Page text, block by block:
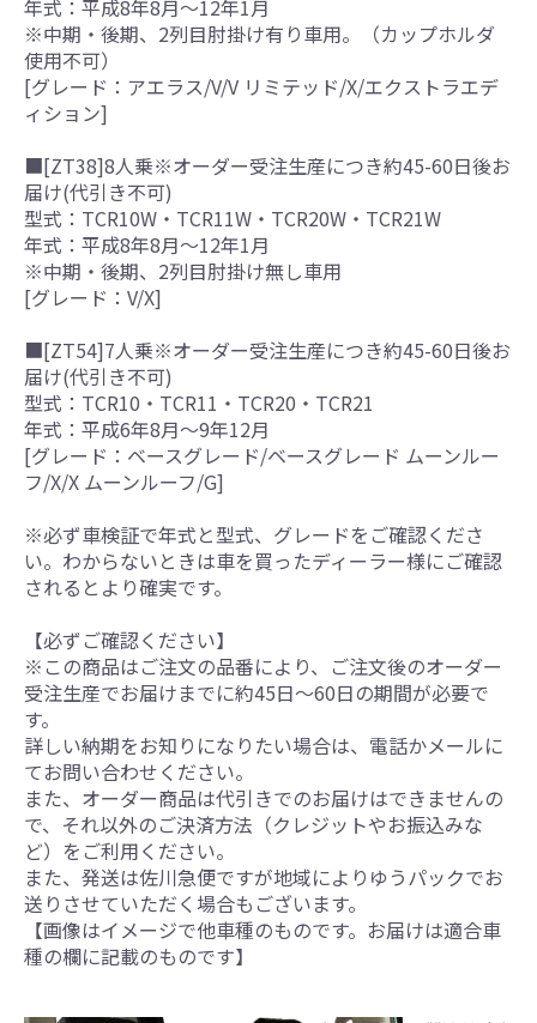
年式：平成8年8月～12年1月
※中期・後期、2列目肘掛け有り車用。（カップホルダ
使用不可）
[グレード：アエラス/V/V リミテッド/X/エクストラエデ
ィション]
■[ZT38]8人乗※オーダー受注生産につき約45-60日後お
届け(代引き不可)
型式：TCR10W・TCR11W・TCR20W・TCR21W
年式：平成8年8月～12年1月
※中期・後期、2列目肘掛け無し車用
[グレード：V/X]
■[ZT54]7人乗※オーダー受注生産につき約45-60日後お
届け(代引き不可)
型式：TCR10・TCR11・TCR20・TCR21
年式：平成6年8月～9年12月
[グレード：ベースグレード/ベースグレード ムーンルー
フ/X/X ムーンルーフ/G]
※必ず車検証で年式と型式、グレードをご確認くださ
い。わからないときは車を買ったディーラー様にご確認
されるとより確実です。
【必ずご確認ください】
※この商品はご注文の品番により、ご注文後のオーダー
受注生産でお届けまでに約45日～60日の期間が必要で
す。
詳しい納期をお知りになりたい場合は、電話かメールに
てお問い合わせください。
また、オーダー商品は代引きでのお届けはできませんの
で、それ以外のご決済方法（クレジットやお振込みな
ど）をご利用ください。
また、発送は佐川急便ですが地域によりゆうパックでお
送りさせていただく場合もございます。
【画像はイメージで他車種のものです。お届けは適合車
種の欄に記載のものです】